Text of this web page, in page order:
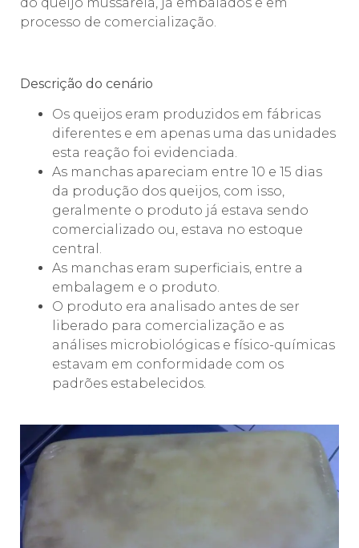
processo de comercialização.
Descrição do cenário
Os queijos eram produzidos em fábricas
diferentes e em apenas uma das unidades
esta reação foi evidenciada.
As manchas apareciam entre 10 e 15 dias
da produção dos queijos, com isso,
geralmente o produto já estava sendo
comercializado ou, estava no estoque
central.
As manchas eram superficiais, entre a
embalagem e o produto.
O produto era analisado antes de ser
liberado para comercialização e as
análises microbiológicas e físico-químicas
estavam em conformidade com os
padrões estabelecidos.